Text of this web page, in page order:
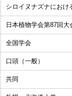
シロイヌナズナにおけ
日本植物学会第87回大
全国学会
口頭（一般）
共同